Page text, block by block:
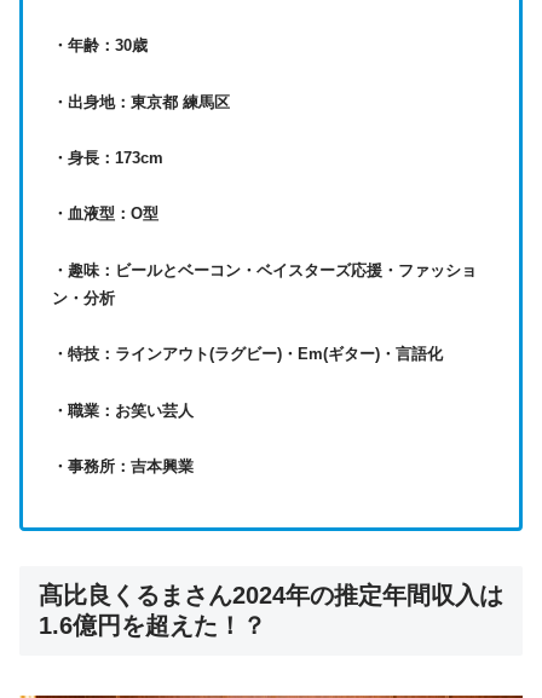
・年齢：30歳
・出身地：東京都 練馬区
・身長：173cm
・血液型：O型
・趣味：ビールとベーコン・ベイスターズ応援・ファッショ
ン・分析
・特技：ラインアウト(ラグビー)・Em(ギター)・言語化
・職業：お笑い芸人
・事務所：吉本興業
髙比良くるまさん2024年の推定年間収入は
1.6億円を超えた！？